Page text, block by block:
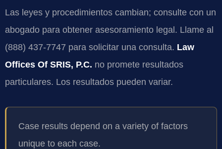
Las leyes y procedimientos cambian; consulte con un
abogado para obtener asesoramiento legal. Llame al
(888) 437-7747 para solicitar una consulta. Law
Offices Of SRIS, P.C. no promete resultados
particulares. Los resultados pueden variar.
Case results depend on a variety of factors
unique to each case.